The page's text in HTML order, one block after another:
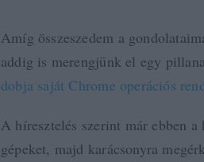
Amíg összeszedem a
addig is merengjünk el egy
dobja saját Chrome operációs
A híresztelés szerint már ebben
gépeket, majd karácsonyra